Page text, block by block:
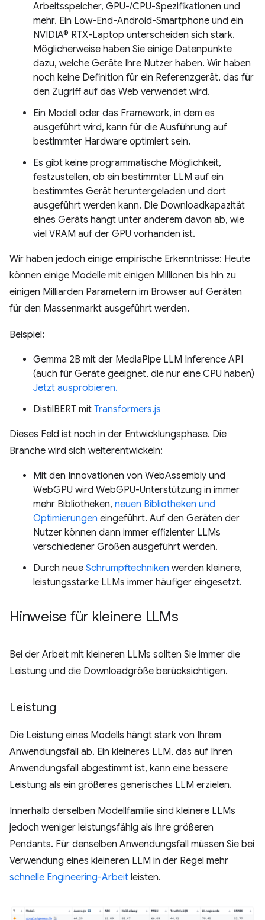
Arbeitsspeicher, GPU-/CPU-Spezifikationen und
mehr. Ein Low-End-Android-Smartphone und ein
NVIDIA® RTX-Laptop unterscheiden sich stark.
Möglicherweise haben Sie einige Datenpunkte
dazu, welche Geräte Ihre Nutzer haben. Wir haben
noch keine Definition für ein Referenzgerät, das für
den Zugriff auf das Web verwendet wird.
Ein Modell oder das Framework, in dem es
ausgeführt wird, kann für die Ausführung auf
bestimmter Hardware optimiert sein.
Es gibt keine programmatische Möglichkeit,
festzustellen, ob ein bestimmter LLM auf ein
bestimmtes Gerät heruntergeladen und dort
ausgeführt werden kann. Die Downloadkapazität
eines Geräts hängt unter anderem davon ab, wie
viel VRAM auf der GPU vorhanden ist.
Wir haben jedoch einige empirische Erkenntnisse: Heute
können einige Modelle mit einigen Millionen bis hin zu
einigen Milliarden Parametern im Browser auf Geräten
für den Massenmarkt ausgeführt werden.
Beispiel:
Gemma 2B mit der MediaPipe LLM Inference API
(auch für Geräte geeignet, die nur eine CPU haben)
Jetzt ausprobieren.
DistilBERT mit Transformers.js
Dieses Feld ist noch in der Entwicklungsphase. Die
Branche wird sich weiterentwickeln:
Mit den Innovationen von WebAssembly und
WebGPU wird WebGPU-Unterstützung in immer
mehr Bibliotheken, neuen Bibliotheken und
Optimierungen eingeführt. Auf den Geräten der
Nutzer können dann immer effizienter LLMs
verschiedener Größen ausgeführt werden.
Durch neue Schrumpftechniken werden kleinere,
leistungsstarke LLMs immer häufiger eingesetzt.
Hinweise für kleinere LLMs
Bei der Arbeit mit kleineren LLMs sollten Sie immer die
Leistung und die Downloadgröße berücksichtigen.
Leistung
Die Leistung eines Modells hängt stark von Ihrem
Anwendungsfall ab. Ein kleineres LLM, das auf Ihren
Anwendungsfall abgestimmt ist, kann eine bessere
Leistung als ein größeres generisches LLM erzielen.
Innerhalb derselben Modellfamilie sind kleinere LLMs
jedoch weniger leistungsfähig als ihre größeren
Pendants. Für denselben Anwendungsfall müssen Sie bei
Verwendung eines kleineren LLM in der Regel mehr
schnelle Engineering-Arbeit leisten.